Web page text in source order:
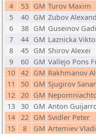
4
53 GM Turov Maxim
5
40 GM Zubov
6
38 GM Guseinov
7
44 GM Laznicka
8
45 GM Shirov Alexei
9
60 GM Vallejo Pons
10 42 GM Rakhmanov
11
50 GM Sjugirov
12 20 GM
13 30 GM Anton
14 22 GM Svidler Peter
15
8 GM Artemiev